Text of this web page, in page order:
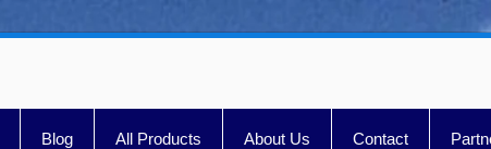
Blog All Products About Us Contact